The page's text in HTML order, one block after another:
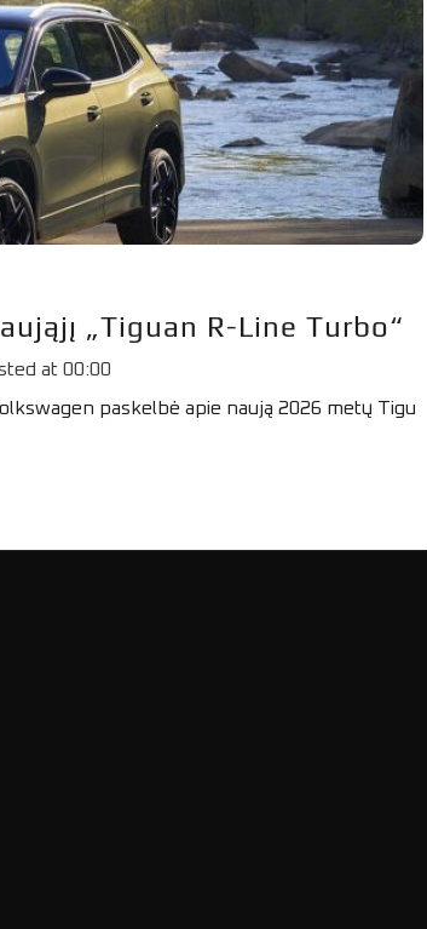
„Tiguan R-Line Turbo“
at 00:00
paskelbė apie naują 2026 metų Tigu